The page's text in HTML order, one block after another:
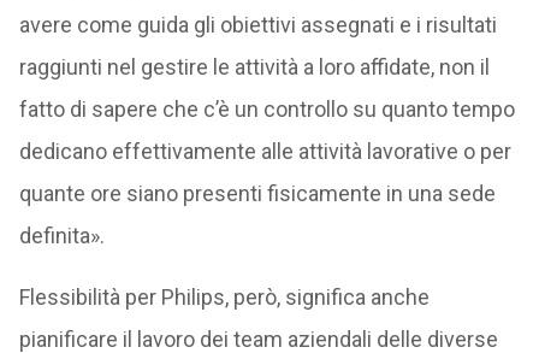
avere come guida gli obiettivi assegnati e i risultati
raggiunti nel gestire le attività a loro affidate, non il
fatto di sapere che c’è un controllo su quanto tempo
dedicano effettivamente alle attività lavorative o per
quante ore siano presenti fisicamente in una sede
definita».
Flessibilità per Philips, però, significa anche
pianificare il lavoro dei team aziendali delle diverse